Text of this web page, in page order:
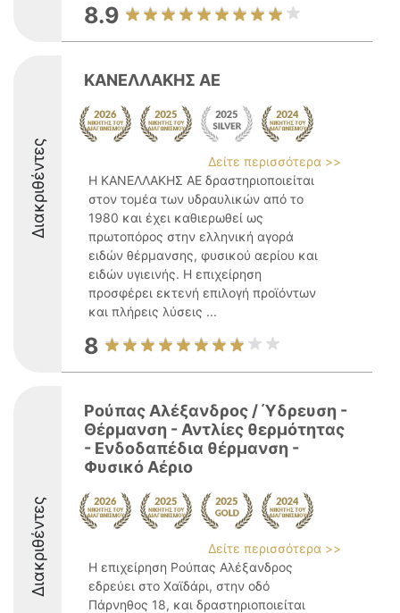
8.9
Διακριθέντες
ΚΑΝΕΛΛΑΚΗΣ ΑΕ
Δείτε περισσότερα >>
Η ΚΑΝΕΛΛΑΚΗΣ ΑΕ δραστηριοποιείται
στον τομέα των υδραυλικών από το
1980 και έχει καθιερωθεί ως
πρωτοπόρος στην ελληνική αγορά
ειδών θέρμανσης, φυσικού αερίου και
ειδών υγιεινής. Η επιχείρηση
προσφέρει εκτενή επιλογή προϊόντων
και πλήρεις λύσεις ...
8
Διακριθέντες
Ρούπας Αλέξανδρος / Ύδρευση -
Θέρμανση - Αντλίες θερμότητας
- Ενδοδαπέδια θέρμανση -
Φυσικό Αέριο
Δείτε περισσότερα >>
Η επιχείρηση Ρούπας Αλέξανδρος
εδρεύει στο Χαϊδάρι, στην οδό
Πάρνηθος 18, και δραστηριοποιείται